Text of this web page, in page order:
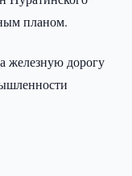
планом.
железную дорогу